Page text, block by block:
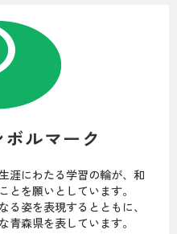
ルマーク
涯にわたる学習の輪が、和
とを願いとしています。
る姿を表現するとともに、
青森県を表しています。